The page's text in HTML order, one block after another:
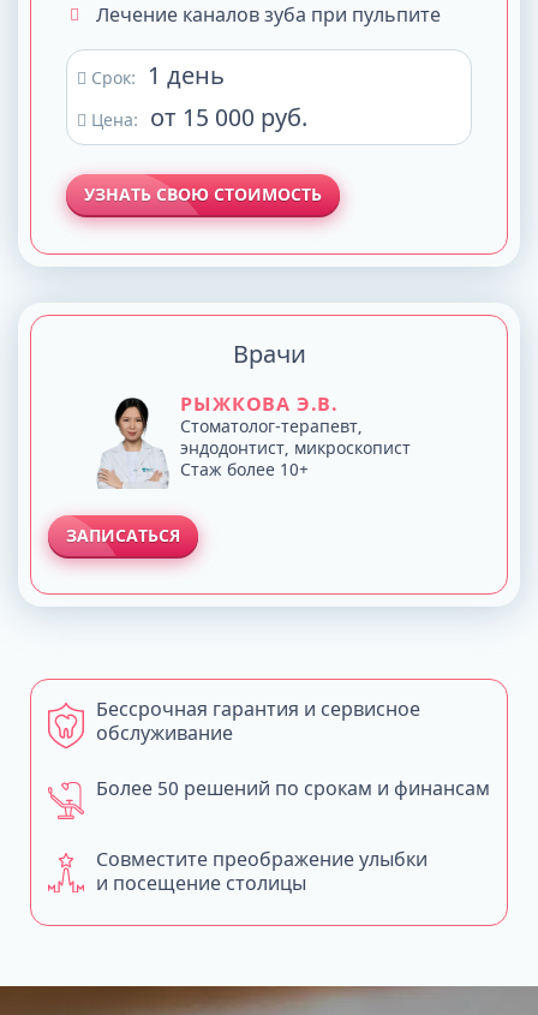
Лечение каналов зуба при пульпите
Срок: 1 день
Цена: от 15 000 руб.
УЗНАТЬ СВОЮ СТОИМОСТЬ
Врачи
РЫЖКОВА Э.В.
Стоматолог-терапевт,
эндодонтист, микроскопист
Стаж более 10+
ЗАПИСАТЬСЯ
Совместите преображение улыбки
и посещение столицы
Бессрочная гарантия и сервисное
обслуживание
Более 50 решений по срокам и финансам